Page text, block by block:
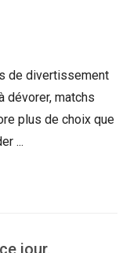
de divertissement
dévorer, matchs
plus de choix que
...
jour,